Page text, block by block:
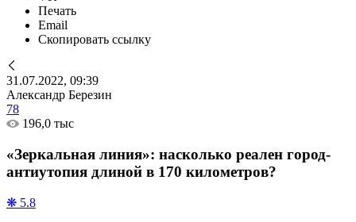
Печать
Email
Скопировать ссылку
31.07.2022, 09:39
Александр Березин
78
196,0 тыс
«Зеркальная линия»: насколько реален город-
антиутопия длиной в 170 километров?
❋ 5.8